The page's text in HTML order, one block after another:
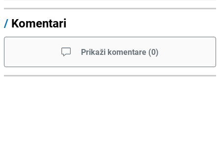
/ Komentari
Prikaži komentare (0)